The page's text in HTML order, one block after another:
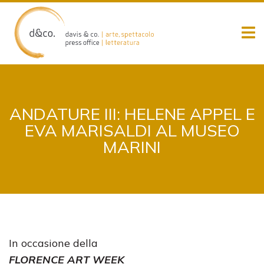
content
ANDATURE III: HELENE APPEL E
EVA MARISALDI AL MUSEO
MARINI
In occasione della
FLORENCE ART WEEK